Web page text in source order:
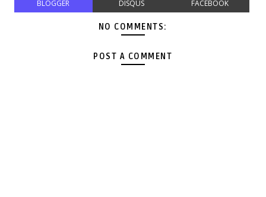
BLOGGER DISQUS FACEBOOK
NO COMMENTS:
POST A COMMENT